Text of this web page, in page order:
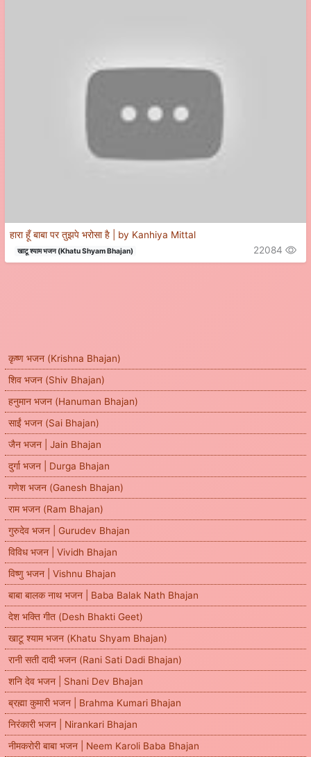
कृष्ण भजन (Krishna Bhajan)
शिव भजन (Shiv Bhajan)
हनुमान भजन (Hanuman Bhajan)
साईं भजन (Sai Bhajan)
जैन भजन | Jain Bhajan
दुर्गा भजन | Durga Bhajan
गणेश भजन (Ganesh Bhajan)
राम भजन (Ram Bhajan)
गुरुदेव भजन | Gurudev Bhajan
विविध भजन | Vividh Bhajan
विष्णु भजन | Vishnu Bhajan
बाबा बालक नाथ भजन | Baba Balak Nath Bhajan
देश भक्ति गीत (Desh Bhakti Geet)
खाटू श्याम भजन (Khatu Shyam Bhajan)
रानी सती दादी भजन (Rani Sati Dadi Bhajan)
शनि देव भजन | Shani Dev Bhajan
ब्रह्मा कुमारी भजन | Brahma Kumari Bhajan
निरंकारी भजन | Nirankari Bhajan
नीमकरोरी बाबा भजन | Neem Karoli Baba Bhajan
हारा हूँ बाबा पर तुझपे भरोसा है | by Kanhiya Mittal
खाटू श्याम भजन (Khatu Shyam Bhajan) 22084